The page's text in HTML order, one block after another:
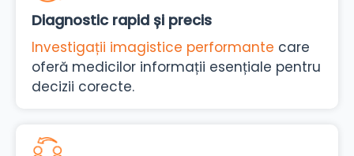
Diagnostic rapid și precis
Investigații imagistice performante care
oferă medicilor informații esențiale pentru
decizii corecte.